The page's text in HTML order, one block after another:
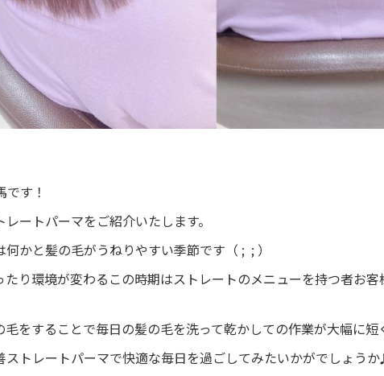
す！
ートパーマをご紹介いたします。
何かと髪の毛がうねりやすい季節です（ ; ; ）
たり環境が変わるこの時期はストレートのメニューを持つ者お
毛をすることで毎日の髪の毛を洗って乾かしての作業が大幅に短
ストレートパーマで快適な毎日を過ごしてみたいかがでしょう